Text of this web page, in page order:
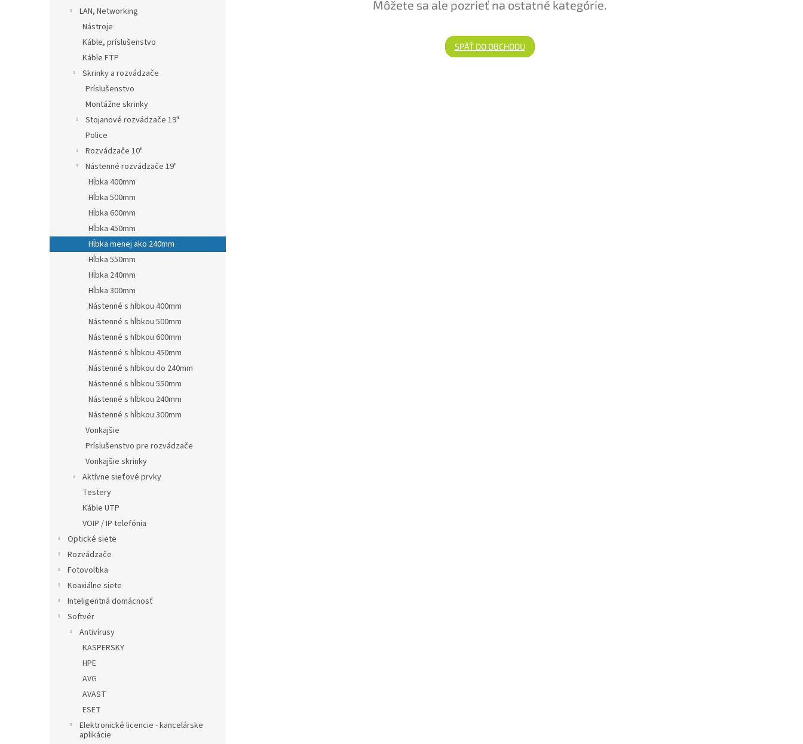
LAN, Networking
Nástroje
Káble, príslušenstvo
Káble FTP
Skrinky a rozvádzače
Príslušenstvo
Montážne skrinky
Stojanové rozvádzače 19"
Police
Rozvádzače 10"
Nástenné rozvádzače 19"
Hĺbka 400mm
Hĺbka 500mm
Hĺbka 600mm
Hĺbka 450mm
Hĺbka menej ako 240mm
Hĺbka 550mm
Hĺbka 240mm
Hĺbka 300mm
Nástenné s hĺbkou 400mm
Nástenné s hĺbkou 500mm
Nástenné s hĺbkou 600mm
Nástenné s hĺbkou 450mm
Nástenné s hĺbkou do 240mm
Nástenné s hĺbkou 550mm
Nástenné s hĺbkou 240mm
Nástenné s hĺbkou 300mm
Vonkajšie
Príslušenstvo pre rozvádzače
Vonkajšie skrinky
Aktívne sieťové prvky
Testery
Káble UTP
VOIP / IP telefónia
Optické siete
Rozvádzače
Fotovoltika
Koaxiálne siete
Inteligentná domácnosť
Softvér
Antivírusy
KASPERSKY
HPE
AVG
AVAST
ESET
Elektronické licencie - kancelárske
aplikácie
Môžete sa ale pozrieť na ostatné kategórie.
SPÄŤ DO OBCHODU